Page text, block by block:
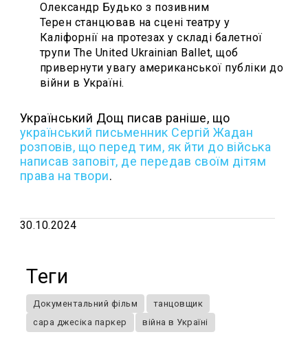
Олександр Будько з позивним
Терен станцював на сцені театру у
Каліфорнії на протезах у складі балетної
трупи The United Ukrainian Ballet, щоб
привернути увагу американської публіки до
війни в Україні.
Український Дощ писав раніше, що
український письменник Сергій Жадан
розповів, що перед тим, як йти до війська
написав заповіт, де передав своїм дітям
права на твори.
30.10.2024
Теги
Документальний фільм
танцовщик
сара джесіка паркер
війна в Україні